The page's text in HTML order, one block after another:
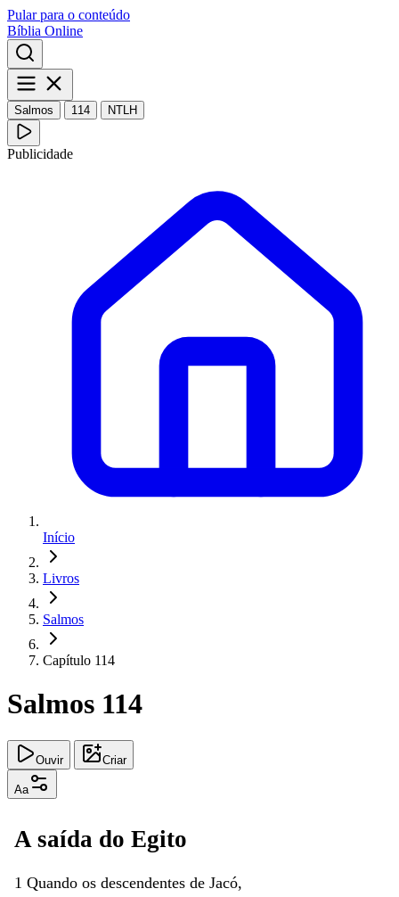
Pular para o conteúdo
Bíblia Online
Salmos 114 NTLH
Publicidade
Início
Livros
Salmos
Capítulo 114
Salmos 114
Ouvir Criar
Aa
A saída do Egito
1 Quando os descendentes de Jacó,